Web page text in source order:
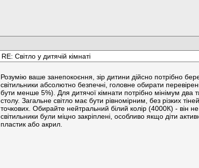
RE: Світло у дитячій кімнаті
Розумію ваше занепокоєння, зір дитини дійсно потрібно
світильники абсолютно безпечні, головне обирати
бути менше 5%). Для дитячої кімнати потрібно мінімум два
столу. Загальне світло має бути рівномірним, без різких
точкових. Обирайте нейтральний білий колір (4000К) - він
світильники були міцно закріплені, особливо якщо діти
пластик або акрил.